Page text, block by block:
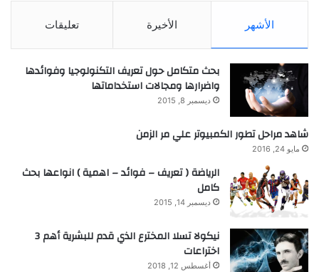
الأشهر الأخيرة تعليقات
بحث متكامل حول تعريف التكنولوجيا وفوائدها
واضرارها ومجالات استخداماتها
ديسمبر 8, 2015
شاهد مراحل تطور الكمبيوتر علي مر الزمن
مايو 24, 2016
الرياضة ( تعريف – فوائد – اهمية ) انواعها بحث
كامل
ديسمبر 14, 2015
نيكولا تسلا المخترع الذي قدم للبشرية أهم 3
اختراعات
أغسطس 12, 2018